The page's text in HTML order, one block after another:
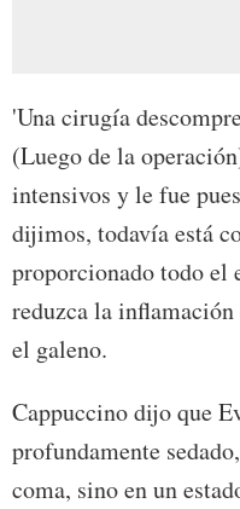
'Una cirugía
(Luego de la
intensivos y le fue
dijimos, todavía está
proporcionado todo el
reduzca la
el galeno.
Cappuccino dijo que
profundamente
coma, sino en un